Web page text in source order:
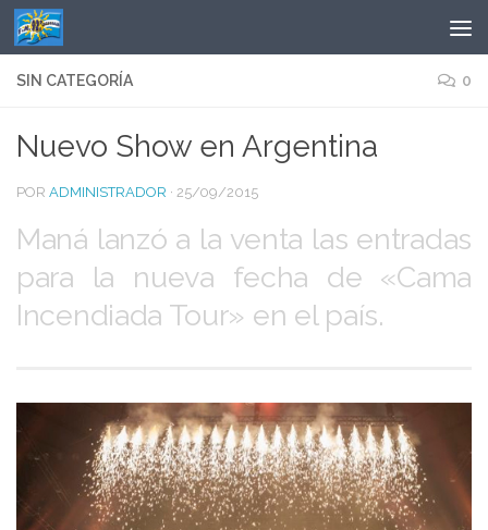
Saltar al contenido
SIN CATEGORÍA 0
Nuevo Show en Argentina
POR ADMINISTRADOR · 25/09/2015
Maná lanzó a la venta las entradas
para la nueva fecha de «Cama
Incendiada Tour» en el país.